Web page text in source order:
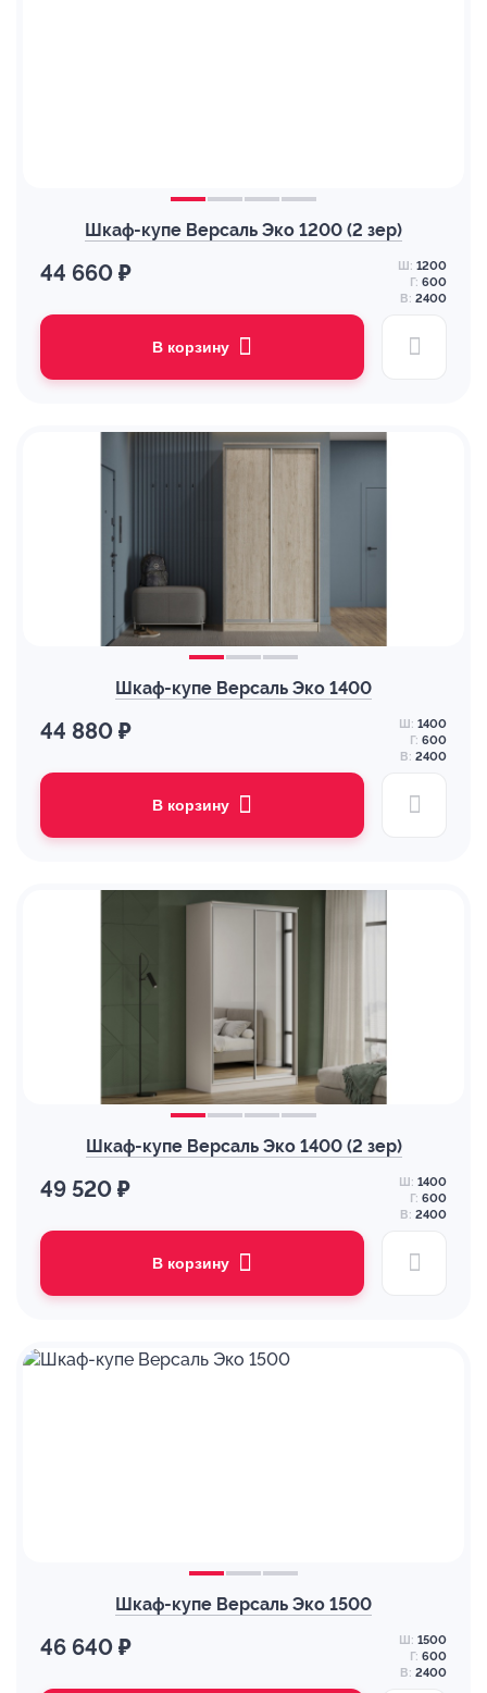
Шкаф-купе Версаль Эко 1200 (2 зер)
44 660 ₽ Ш: 1200
Г: 600
В: 2400
В корзину
Шкаф-купе Версаль Эко 1400
44 880 ₽ Ш: 1400
Г: 600
В: 2400
В корзину
Шкаф-купе Версаль Эко 1400 (2 зер)
49 520 ₽ Ш: 1400
Г: 600
В: 2400
В корзину
Шкаф-купе Версаль Эко 1500
46 640 ₽ Ш: 1500
Г: 600
В: 2400